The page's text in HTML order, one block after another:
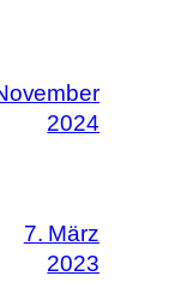
2024
7. März
2023